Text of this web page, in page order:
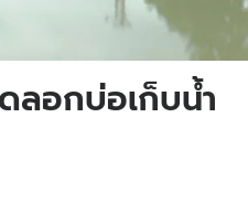
ลอกบ่อเก็บน้ำ